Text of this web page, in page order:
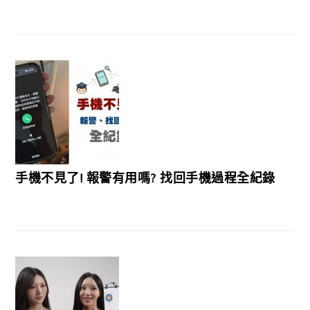
手機不見了! 報警有用嗎? 找回手機過程全紀錄